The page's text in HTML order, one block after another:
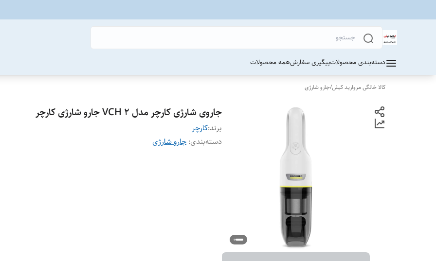
دسته‌بندی محصولاتپیگیری سفارشهمه محصولات
کالا خانگی مروارید کیش/جارو شارژی
جاروی شارژی کارچر مدل VCH 2 جارو شارژی کارچر
برند:کارچر
دسته‌بندی: جارو شارژی